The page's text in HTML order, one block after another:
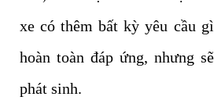
xe có thêm bất kỳ yêu cầu gì
hoàn toàn đáp ứng, nhưng
phát sinh.